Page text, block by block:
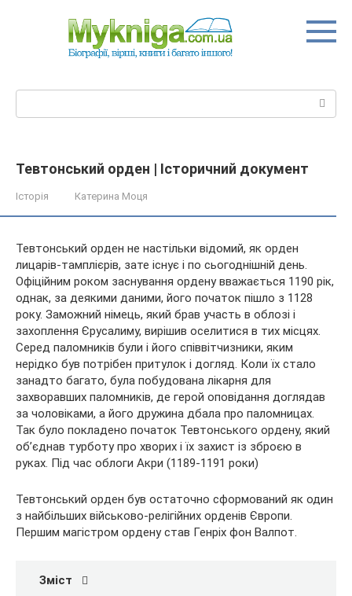
Тевтонський орден | Історичний документ
Історія Катерина Моця
Тевтонський орден не настільки відомий, як орден
лицарів-тамплієрів, зате існує і по сьогоднішній день.
Офіційним роком заснування ордену вважається 1190 рік,
однак, за деякими даними, його початок пішло з 1128
року. Заможний німець, який брав участь в облозі і
захоплення Єрусалиму, вирішив оселитися в тих місцях.
Серед паломників були і його співвітчизники, яким
нерідко був потрібен притулок і догляд. Коли їх стало
занадто багато, була побудована лікарня для
захворавших паломників, де герой оповідання доглядав
за чоловіками, а його дружина дбала про паломницах.
Так було покладено початок Тевтонського ордену, який
об’єднав турботу про хворих і їх захист із зброєю в
руках. Під час облоги Акри (1189-1191 роки)
Тевтонський орден був остаточно сформований як один
з найбільших військово-релігійних орденів Європи.
Першим магістром ордену став Генріх фон Валпот.
Зміст